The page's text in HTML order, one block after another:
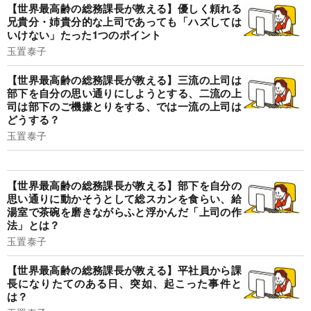
【世界最高齢の総務課長が教える】優しく頼れる
兄貴分・姉貴分的な上司であっても「ハズしては
いけない」たった1つのポイント
玉置泰子
【世界最高齢の総務課長が教える】三流の上司は
部下を自分の思い通りにしようとする、二流の上
司は部下のご機嫌とりをする、では一流の上司は
どうする？
玉置泰子
【世界最高齢の総務課長が教える】部下を自分の
思い通りに動かそうとして総スカンを食らい、給
湯室で茶碗を磨きながらふと浮かんだ「上司の作
法」とは？
玉置泰子
【世界最高齢の総務課長が教える】平社員から課
長になりたてのある日、突如、起こった事件と
は？